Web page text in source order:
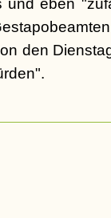
und eben
den